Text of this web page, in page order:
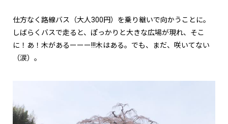
仕方なく路線バス（大人300円）を乗り継いで向かうことに。
しばらくバスで走ると、ぽっかりと大きな広場が現れ、そこ
に！あ！木があるーーー!!!木はある。でも、まだ、咲いてない
（涙）。